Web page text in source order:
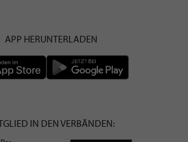
APP HERUNTERLADEN
IN DEN VERBÄNDEN: